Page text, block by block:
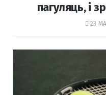
пагуляць, і
23